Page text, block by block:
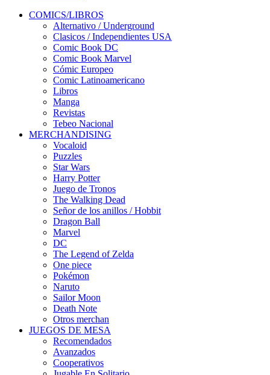
COMICS/LIBROS
Alternativo / Underground
Clasicos / Independientes USA
Comic Book DC
Comic Book Marvel
Cómic Europeo
Comic Latinoamericano
Libros
Manga
Revistas
Tebeo Nacional
MERCHANDISING
Vocaloid
Puzzles
Star Wars
Harry Potter
Juego de Tronos
The Walking Dead
Señor de los anillos / Hobbit
Dragon Ball
Marvel
DC
The Legend of Zelda
One piece
Pokémon
Naruto
Sailor Moon
Death Note
Otros merchan
JUEGOS DE MESA
Recomendados
Avanzados
Cooperativos